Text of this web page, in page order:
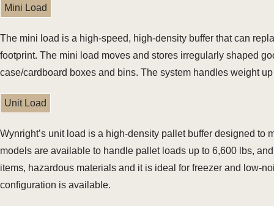
Mini Load
The mini load is a high-speed, high-density buffer that can
footprint. The mini load moves and stores irregularly shaped
case/cardboard boxes and bins. The system handles weight
Unit Load
Wynright’s unit load is a high-density pallet buffer designed
models are available to handle pallet loads up to 6,600 lbs,
items, hazardous materials and it is ideal for freezer and low-
configuration is available.